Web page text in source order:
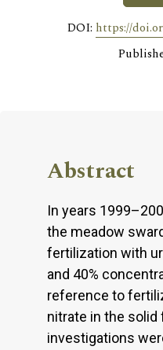
DOI: https://
Abstract
In years
the meadow
fertilization with
and 40%
reference to
nitrate in the solid
investigations